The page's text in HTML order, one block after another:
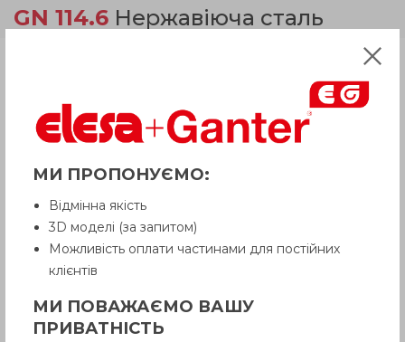
GN 114.6 Нержавіюча сталь
Опис
Питання про продукцію
Інструкція (pdf.)
МИ ПРОПОНУЄМО:
Відмінна якість
3D моделі (за запитом)
Можливість оплати частинами для постійних
клієнтів
МИ ПОВАЖАЄМО ВАШУ
ПРИВАТНІСТЬ